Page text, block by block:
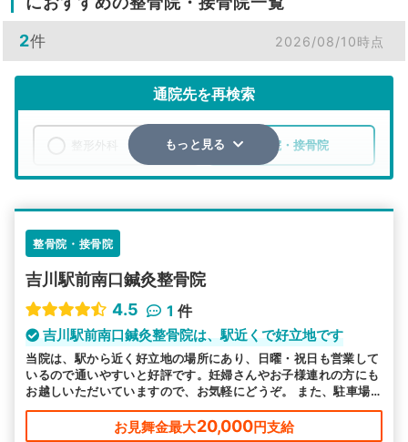
2件 2026/08/10時点
通院先を再検索
整骨院・接骨院
詳細条件で絞り込む
その他の検索方法
駅から探す 院名から探す
もっと見る
整骨院・接骨院
吉川駅前南口鍼灸整骨院
4.5
1 件
吉川駅前南口鍼灸整骨院は、駅近くで好立地です
当院は、駅から近く好立地の場所にあり、日曜・祝日も営業して
いるので通いやすいと好評です。妊婦さんやお子様連れの方にも
お越しいただいていますので、お気軽にどうぞ。 また、駐車場
もご用意しておりますので遠方の方も通院が可能です。
お見舞金最大20,000円支給